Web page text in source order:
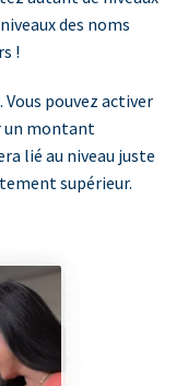
des noms
!
pouvez activer
montant
lié au niveau juste
supérieur.